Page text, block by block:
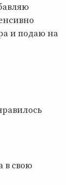
и подаю на
в свою